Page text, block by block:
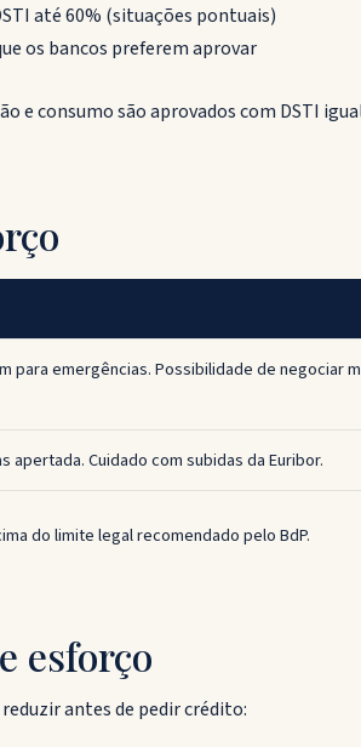
até 60% (situações pontuais)
os bancos preferem aprovar
e consumo são aprovados com DSTI
para emergências. Possibilidade de negociar
apertada. Cuidado com subidas da Euribor.
do limite legal recomendado pelo BdP.
esforço
antes de pedir crédito: